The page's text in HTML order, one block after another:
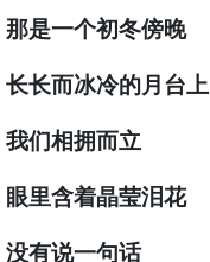
那是一个初冬傍晚
长长而冰冷的月台上
我们相拥而立
眼里含着晶莹泪花
没有说一句话